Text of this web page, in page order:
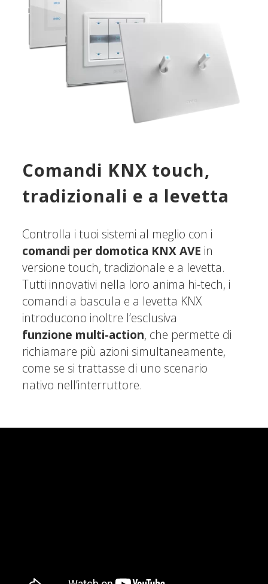
Comandi KNX touch,
tradizionali e a levetta
Controlla i tuoi sistemi al meglio con i
comandi per domotica KNX AVE in
versione touch, tradizionale e a levetta.
Tutti innovativi nella loro anima hi-tech, i
comandi a bascula e a levetta KNX
introducono inoltre l’esclusiva
funzione multi-action, che permette di
richiamare più azioni simultaneamente,
come se si trattasse di uno scenario
nativo nell’interruttore.